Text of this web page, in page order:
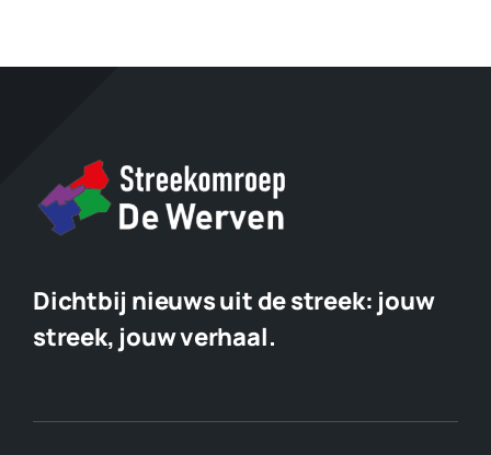
Dichtbij nieuws uit de streek: jouw
streek, jouw verhaal.